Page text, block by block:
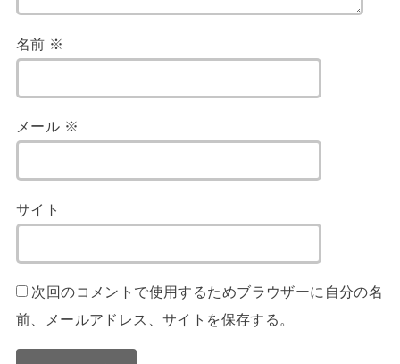
名前 ※
メール ※
サイト
次回のコメントで使用するためブラウザーに自分の名
前、メールアドレス、サイトを保存する。